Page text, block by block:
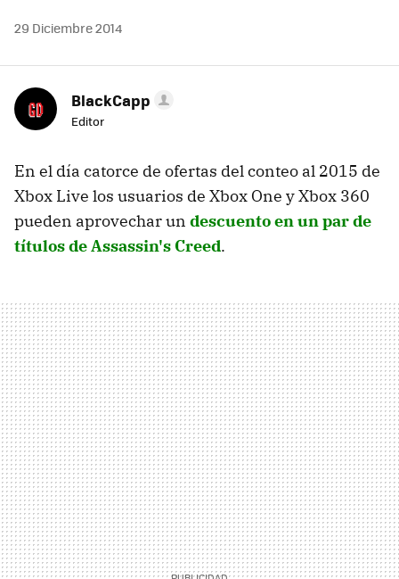
29 Diciembre 2014
BlackCapp
Editor
En el día catorce de ofertas del conteo al 2015 de
Xbox Live los usuarios de Xbox One y Xbox 360
pueden aprovechar un descuento en un par de
títulos de Assassin's Creed.